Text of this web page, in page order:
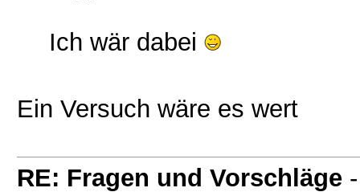
Ich wär dabei
Ein Versuch wäre es wert
RE: Fragen und Vorschläge